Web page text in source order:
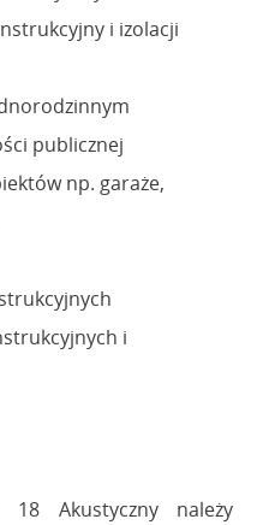
i izolacji
publicznej
np. garaże,
i
18 Akustyczny należy